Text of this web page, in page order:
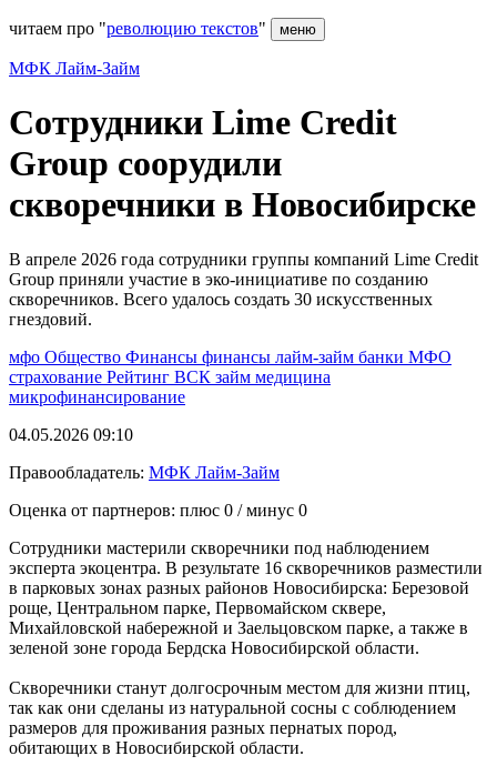
читаем про "революцию текстов" меню
МФК Лайм-Займ
Сотрудники Lime Credit
Group соорудили
скворечники в Новосибирске
В апреле 2026 года сотрудники группы компаний Lime Credit
Group приняли участие в эко-инициативе по созданию
скворечников. Всего удалось создать 30 искусственных
гнездовий.
мфо Общество Финансы финансы лайм-займ банки МФО
страхование Рейтинг ВСК займ медицина
микрофинансирование
04.05.2026 09:10
Правообладатель: МФК Лайм-Займ
Оценка от партнеров: плюс 0 / минус 0
Сотрудники мастерили скворечники под наблюдением
эксперта экоцентра. В результате 16 скворечников разместили
в парковых зонах разных районов Новосибирска: Березовой
роще, Центральном парке, Первомайском сквере,
Михайловской набережной и Заельцовском парке, а также в
зеленой зоне города Бердска Новосибирской области.
Скворечники станут долгосрочным местом для жизни птиц,
так как они сделаны из натуральной сосны с соблюдением
размеров для проживания разных пернатых пород,
обитающих в Новосибирской области.